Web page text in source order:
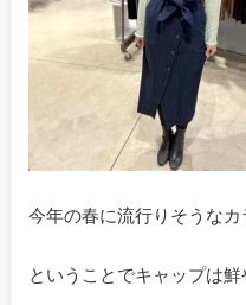
今年の春に流行りそうなカ
ということでキャップは